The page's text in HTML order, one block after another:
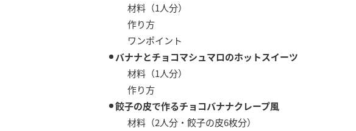
材料（1人分）
作り方
ワンポイント
バナナとチョコマシュマロのホットスイーツ
材料（1人分）
作り方
餃子の皮で作るチョコバナナクレープ風
材料（2人分・餃子の皮6枚分）